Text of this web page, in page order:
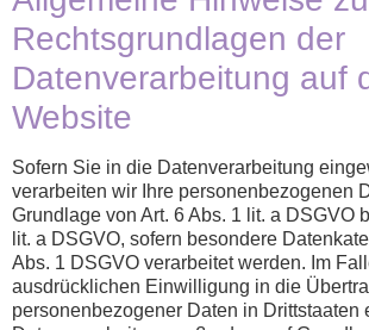
Rechtsgrundlagen der
Datenverarbeitung auf
Website
Sofern Sie in die Datenverarbeitung
verarbeiten wir Ihre personenbezogenen
Grundlage von Art. 6 Abs. 1 lit. a DSGVO
lit. a DSGVO, sofern besondere
Abs. 1 DSGVO verarbeitet werden. Im
ausdrücklichen Einwilligung in die
personenbezogener Daten in Drittstaaten